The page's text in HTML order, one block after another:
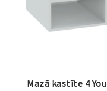
Mazā kastīte 4 You